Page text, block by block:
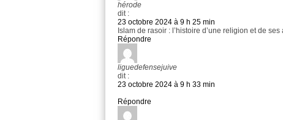
hérode
dit :
23 octobre 2024 à 9 h 25 min
Islam de rasoir : l’histoire d’une religion et de
Répondre
liguedefensejuive
dit :
23 octobre 2024 à 9 h 33 min
Répondre